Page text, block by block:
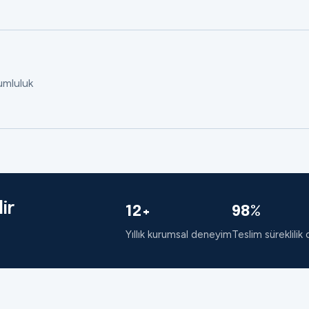
12+
Yıllık kurumsal deneyim
98%
Teslim süreklilik